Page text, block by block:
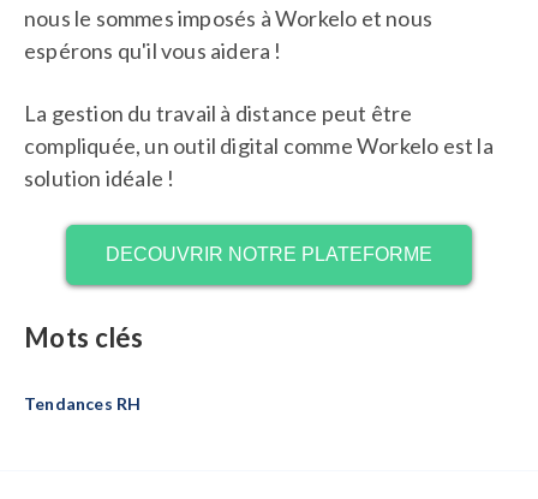
nous le sommes imposés à Workelo et nous
espérons qu'il vous aidera !
La gestion du travail à distance peut être
compliquée, un outil digital comme Workelo est la
solution idéale !
DECOUVRIR NOTRE PLATEFORME
Mots clés
Tendances RH